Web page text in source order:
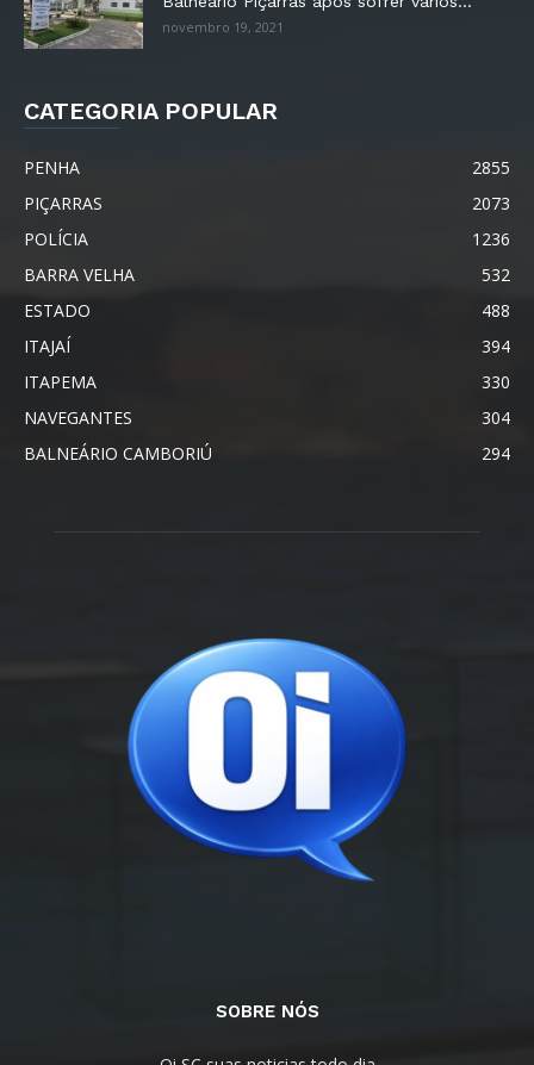
novembro 19, 2021
CATEGORIA POPULAR
PENHA
2855
PIÇARRAS
2073
POLÍCIA
1236
BARRA VELHA
532
ESTADO
488
ITAJAÍ
394
ITAPEMA
330
NAVEGANTES
304
BALNEÁRIO CAMBORIÚ
294
SOBRE NÓS